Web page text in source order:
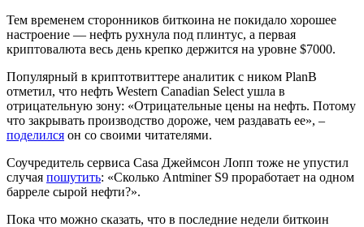
Тем временем сторонников биткоина не покидало хорошее
настроение — нефть рухнула под плинтус, а первая
криптовалюта весь день крепко держится на уровне $7000.
Популярный в криптотвиттере аналитик с ником PlanB
отметил, что нефть Western Canadian Select ушла в
отрицательную зону: «Отрицательные цены на нефть. Потому
что закрывать производство дороже, чем раздавать ее», –
поделился он со своими читателями.
Соучредитель сервиса Casa Джеймсон Лопп тоже не упустил
случая пошутить: «Сколько Antminer S9 проработает на одном
барреле сырой нефти?».
Пока что можно сказать, что в последние недели биткоин